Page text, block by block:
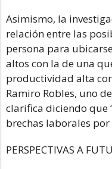
Asimismo, la
relación entre las
persona para
altos con la de una
productividad alta
Ramiro Robles, uno
clarifica diciendo que
brechas laborales por
PERSPECTIVAS A